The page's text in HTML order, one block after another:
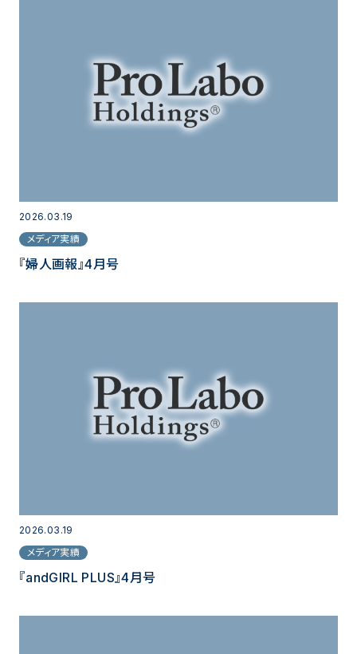
2026.03.19
メディア実績
『婦人画報』4月号
2026.03.19
メディア実績
『andGIRL PLUS』4月号